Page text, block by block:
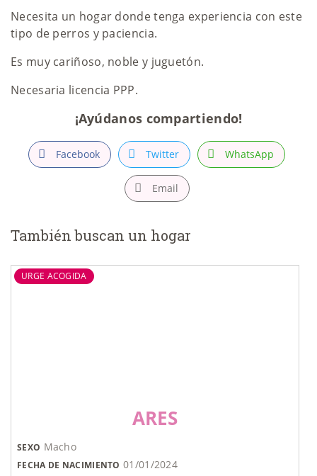
Necesita un hogar donde tenga experiencia con este
tipo de perros y paciencia.
Es muy cariñoso, noble y juguetón.
Necesaria licencia PPP.
¡Ayúdanos compartiendo!
Facebook Twitter WhatsApp
Email
También buscan un hogar
URGE ACOGIDA
ARES
SEXO Macho
FECHA DE NACIMIENTO 01/01/2024